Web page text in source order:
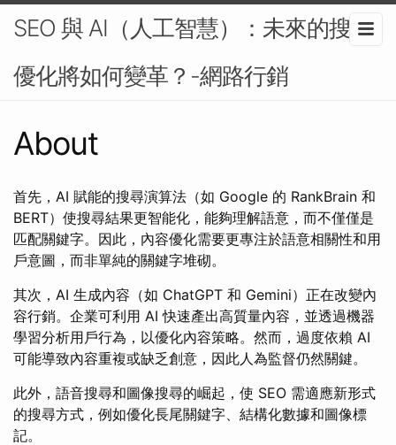
SEO 與 AI（人工智慧）：未來的搜尋
優化將如何變革？-網路行銷
About
首先，AI 賦能的搜尋演算法（如 Google 的 RankBrain 和
BERT）使搜尋結果更智能化，能夠理解語意，而不僅僅是
匹配關鍵字。因此，內容優化需要更專注於語意相關性和用
戶意圖，而非單純的關鍵字堆砌。
其次，AI 生成內容（如 ChatGPT 和 Gemini）正在改變內
容行銷。企業可利用 AI 快速產出高質量內容，並透過機器
學習分析用戶行為，以優化內容策略。然而，過度依賴 AI
可能導致內容重複或缺乏創意，因此人為監督仍然關鍵。
此外，語音搜尋和圖像搜尋的崛起，使 SEO 需適應新形式
的搜尋方式，例如優化長尾關鍵字、結構化數據和圖像標
記。